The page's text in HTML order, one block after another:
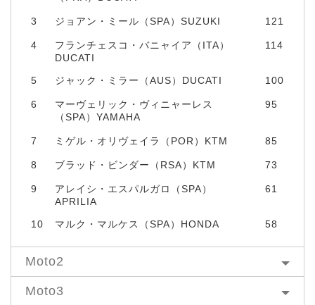
3 ジョアン・ミール（SPA）SUZUKI 121
4
フランチェスコ・バニャイア（ITA）
DUCATI
114
5 ジャック・ミラー（AUS）DUCATI 100
6
マーヴェリック・ヴィニャーレス
（SPA）YAMAHA
95
7 ミゲル・オリヴェイラ（POR）KTM 85
8 ブラッド・ビンダー（RSA）KTM 73
9
アレイシ・エスパルガロ（SPA）
APRILIA
61
10 マルク・マルケス（SPA）HONDA 58
Moto2
Moto3